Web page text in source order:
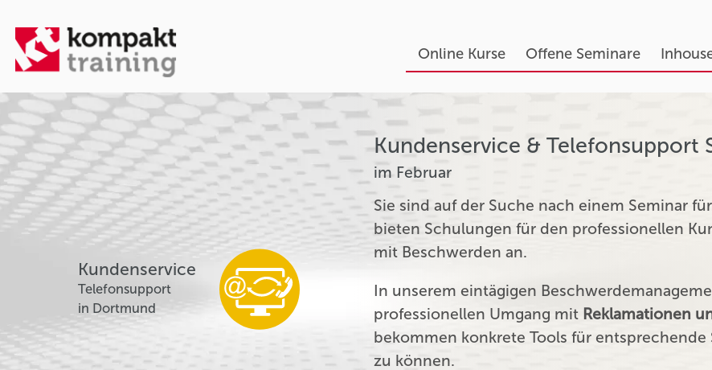
Online Kurse Offene Seminare
Kundenservice
Telefonsupport
in Dortmund
Kundenservice & Telefonsupport
im Februar
Sie sind auf der Suche nach einem Seminar
bieten Schulungen für den professionellen
mit Beschwerden an.
In unserem eintägigen
professionellen Umgang mit Reklamationen
bekommen konkrete Tools für
zu können.